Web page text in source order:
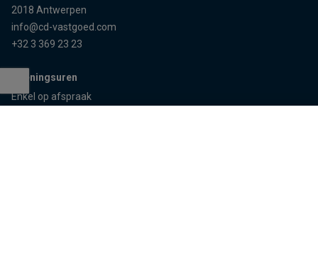
2018 Antwerpen
info@cd-vastgoed.com
+32 3 369 23 23
Openingsuren
Enkel op afspraak